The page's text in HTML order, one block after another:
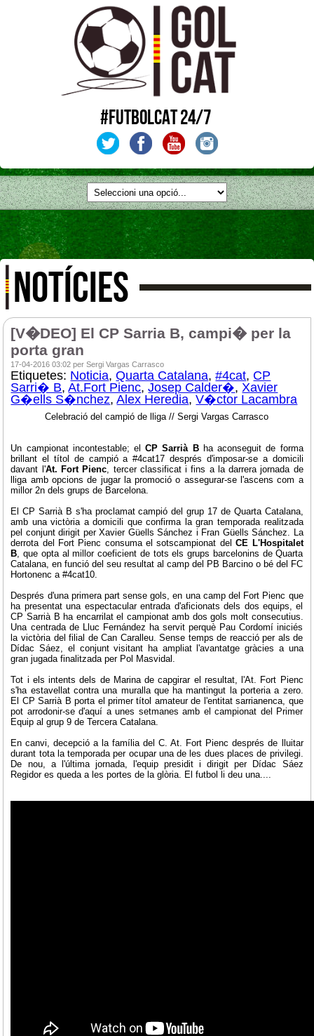
#FUTBOLCAT 24/7
NOTÍCIES
[V�DEO] El CP Sarria B, campi� per la
porta gran
17-04-2016 03:02 per Sergi Vargas Carrasco
Etiquetes: Noticia,Quarta Catalana,#4cat, CP
Sarri� B,At.Fort Pienc,Josep Calder�,Xavier
G�ells S�nchez,Alex Heredia,V�ctor Lacambra
Celebració del campió de lliga // Sergi Vargas Carrasco
Un campionat incontestable; elCP Sarrià Bha aconseguit de forma
brillant el títol de campió a #4cat17 després d'imposar-se a domicili
davant l'At. Fort Pienc, tercer classificat i fins a la darrera jornada de
lliga amb opcions de jugar la promoció o assegurar-se l'ascens com a
millor 2n dels grups de Barcelona.
El CP Sarrià B s'ha proclamat campió del grup 17 de Quarta Catalana,
amb una victòria a domicili que confirma la gran temporada realitzada
pel conjunt dirigit per Xavier Güells Sánchez i Fran Güells Sánchez. La
derrota del Fort Pienc consuma el sotscampionat delCE L'Hospitalet
B, que opta al millor coeficient de tots els grups barcelonins de Quarta
Catalana, en funció del seu resultat al camp del PB Barcino o bé del FC
Hortonenc a #4cat10.
Després d'una primera part sense gols, en una camp del Fort Pienc que
ha presentat una espectacular entrada d'aficionats dels dos equips, el
CP Sarrià B ha encarrilat el campionat amb dos gols molt consecutius.
Una centrada de Lluc Fernández ha servit perquè Pau Cordomí iniciés
la victòria del filial de Can Caralleu. Sense temps de reacció per als de
Dídac Sáez, el conjunt visitant ha ampliat l'avantatge gràcies a una
gran jugada finalitzada per Pol Masvidal.
Tot i els intents dels de Marina de capgirar el resultat, l'At. Fort Pienc
s'ha estavellat contra una muralla que ha mantingut la porteria a zero.
El CP Sarrià B porta el primer títol amateur de l'entitat sarrianenca, que
pot arrodonir-se d'aquí a unes setmanes amb el campionat del Primer
Equip al grup 9 de Tercera Catalana.
En canvi, decepció a la família del C. At. Fort Pienc després de lluitar
durant tota la temporada per ocupar una de les dues places de privilegi.
De nou, a l'última jornada, l'equip presidit i dirigit per Dídac Sáez
Regidor es queda a les portes de la glòria. El futbol li deu una....